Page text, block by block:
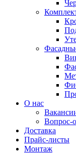
О нас
Вопрос-
Доставка
Прайс-листы
Монтаж